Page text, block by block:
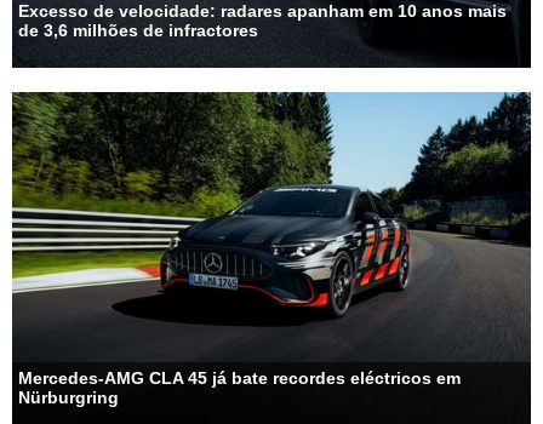
Excesso de velocidade: radares apanham em 10 anos mais
de 3,6 milhões de infractores
Mercedes-AMG CLA 45 já bate recordes eléctricos em
Nürburgring